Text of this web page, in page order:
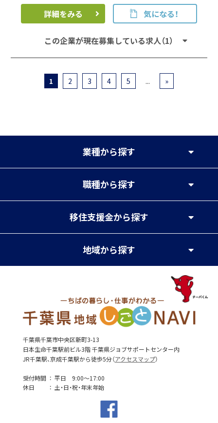
詳細をみる 気になる！
この企業が現在募集している求人（1）
1 2 3 4 5 ... »
業種から探す
職種から探す
移住支援金から探す
地域から探す
千葉県千葉市中央区新町3-13
日本生命千葉駅前ビル3階 千葉県ジョブサポートセンター内
JR千葉駅、京成千葉駅から徒歩5分（アクセスマップ）
受付時間
平日 9:00～17:00
休日
土・日・祝・年末年始